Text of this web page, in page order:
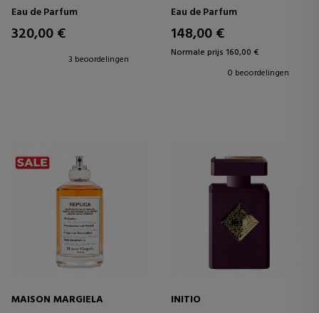
Eau de Parfum
320,00 €
3 beoordelingen
Eau de Parfum
148,00 €
Normale prijs 160,00 €
0 beoordelingen
MAISON MARGIELA
INITIO